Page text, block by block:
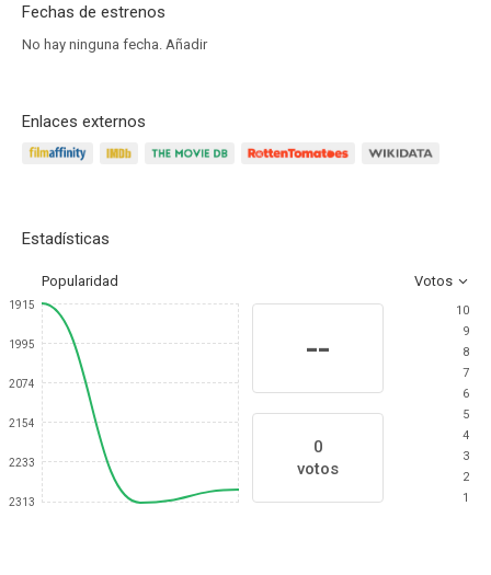
Fechas de estrenos
No hay ninguna fecha. Añadir
Enlaces externos
Estadísticas
Popularidad Votos
1915
1995
2074
2154
2233
2313
--
0
votos
10
9
8
7
6
5
4
3
2
1